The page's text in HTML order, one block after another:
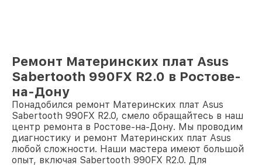
Ремонт Материнских плат Asus
Sabertooth 990FX R2.0 в Ростове-
на-Дону
Понадобился ремонт Материнских плат Asus
Sabertooth 990FX R2.0, смело обращайтесь в наш
центр ремонта в Ростове-на-Дону. Мы проводим
диагностику и ремонт Материнских плат Asus
любой сложности. Наши мастера имеют большой
опыт, включая Sabertooth 990FX R2.0. Для